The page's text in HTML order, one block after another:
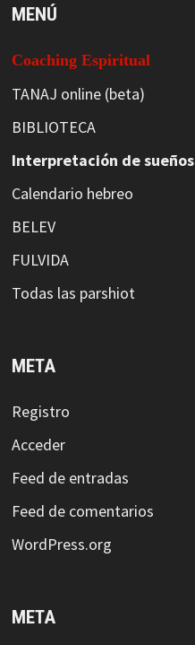
MENÚ
Coaching Espiritual
TANAJ online (beta)
BIBLIOTECA
Interpretación de sueños
Calendario hebreo
BELEV
FULVIDA
Todas las parshiot
META
Registro
Acceder
Feed de entradas
Feed de comentarios
WordPress.org
META